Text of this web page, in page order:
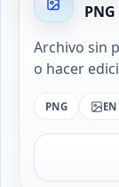
Archivo sin
o hacer
PNG